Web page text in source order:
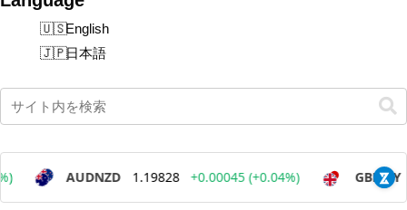
English
日本語